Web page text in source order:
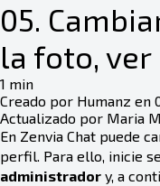
05.
la foto,
1 min
Creado por Humanz en
Actualizado por Maria
En Zenvia Chat puede
perfil. Para ello, inicie
administrador y, a